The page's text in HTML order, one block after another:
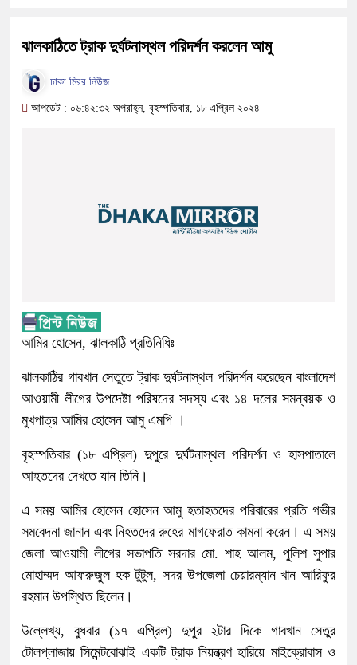
ঝালকাঠিতে ট্রাক দুর্ঘটনাস্থল পরিদর্শন করলেন আমু
ঢাকা মিরর নিউজ
আপডেট : ০৬:৪২:৩২ অপরাহ্ন, বৃহস্পতিবার, ১৮ এপ্রিল ২০২৪
আমির হোসেন, ঝালকাঠি প্রতিনিধিঃ
ঝালকাঠির গাবখান সেতুতে ট্রাক দুর্ঘটনাস্থল পরিদর্শন করেছেন বাংলাদেশ
আওয়ামী লীগের উপদেষ্টা পরিষদের সদস্য এবং ১৪ দলের সমন্বয়ক ও
মুখপাত্র আমির হোসেন আমু এমপি ।
বৃহস্পতিবার (১৮ এপ্রিল) দুপুরে দুর্ঘটনাস্থল পরিদর্শন ও হাসপাতালে
আহতদের দেখতে যান তিনি।
এ সময় আমির হোসেন হোসেন আমু হতাহতদের পরিবারের প্রতি গভীর
সমবেদনা জানান এবং নিহতদের রুহের মাগফেরাত কামনা করেন। এ সময়
জেলা আওয়ামী লীগের সভাপতি সরদার মো. শাহ আলম, পুলিশ সুপার
মোহাম্মদ আফরুজুল হক টুটুল, সদর উপজেলা চেয়ারম্যান খান আরিফুর
রহমান উপস্থিত ছিলেন।
উল্লেখ্য, বুধবার (১৭ এপ্রিল) দুপুর ২টার দিকে গাবখান সেতুর
টোলপ্লাজায় সিমেন্টবোঝাই একটি ট্রাক নিয়ন্ত্রণ হারিয়ে মাইক্রোবাস ও